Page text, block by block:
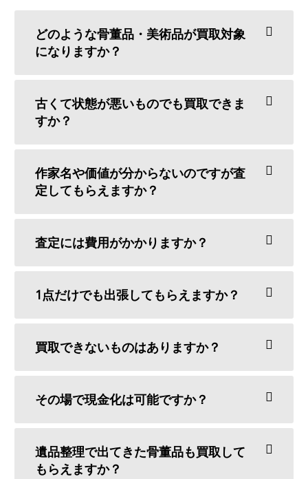
どのような骨董品・美術品が買取対象
になりますか？
古くて状態が悪いものでも買取できま
すか？
作家名や価値が分からないのですが査
定してもらえますか？
査定には費用がかかりますか？
1点だけでも出張してもらえますか？
買取できないものはありますか？
その場で現金化は可能ですか？
遺品整理で出てきた骨董品も買取して
もらえますか？